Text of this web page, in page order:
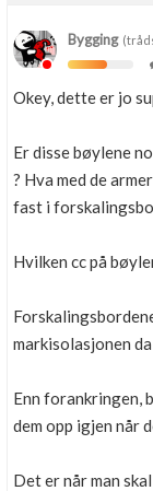
Bygging
Okey, dette er jo
Er disse bøylene
? Hva med de
fast i
Hvilken cc på
markisolasjonen
Enn forankringen,
dem opp igjen når
Det er når man